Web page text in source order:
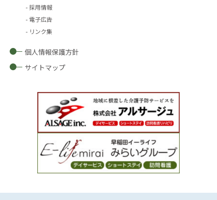
採用情報
電子広告
リンク集
個人情報保護方針
サイトマップ